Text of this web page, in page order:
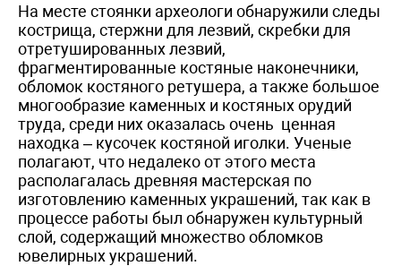
На месте стоянки археологи обнаружили следы
кострища, стержни для лезвий, скребки для
отретушированных лезвий,
фрагментированные костяные наконечники,
обломок костяного ретушера, а также большое
многообразие каменных и костяных орудий
труда, среди них оказалась очень ценная
находка – кусочек костяной иголки. Ученые
полагают, что недалеко от этого места
располагалась древняя мастерская по
изготовлению каменных украшений, так как в
процессе работы был обнаружен культурный
слой, содержащий множество обломков
ювелирных украшений.